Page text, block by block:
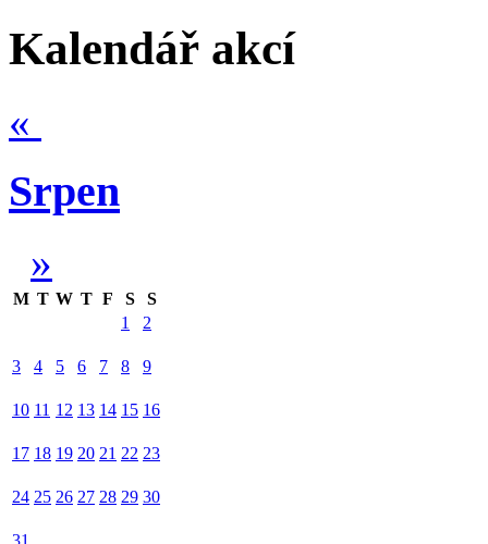
Kalendář akcí
«
Srpen
»
M T W T F S
S
1
2
3 4 5 6 7 8 9
10 11 12 13 14 15 16
17 18 19 20 21 22 23
24 25 26 27 28 29 30